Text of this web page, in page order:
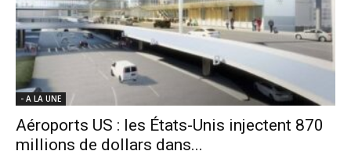
- A LA UNE
Aéroports US : les États-Unis injectent 870
millions de dollars dans...